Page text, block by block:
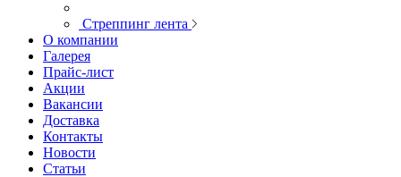
Стреппинг лента
О компании
Галерея
Прайс-лист
Акции
Вакансии
Доставка
Контакты
Новости
Статьи